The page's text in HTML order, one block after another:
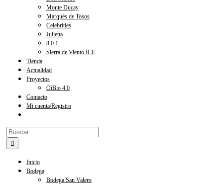
Monte Ducay
Marqués de Tosos
Celebrities
Julietta
8.0.1
Sierra de Viento ICE
Tienda
Actualidad
Proyectos
OíBio 4.0
Contacto
Mi cuenta/Registro
Buscar:
Inicio
Bodega
Bodega San Valero